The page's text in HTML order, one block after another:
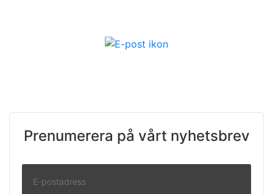
Prenumerera på vårt nyhetsbrev